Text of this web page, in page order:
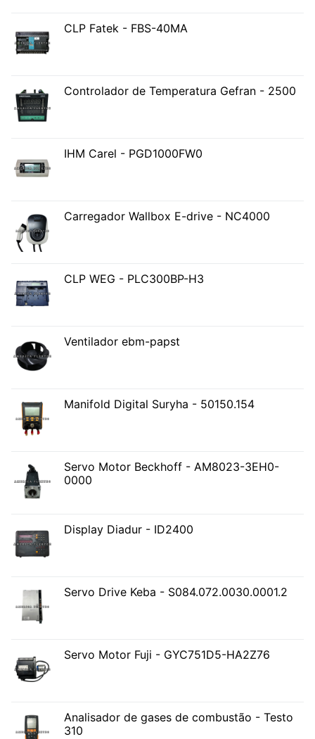
CLP Fatek - FBS-40MA
Controlador de Temperatura Gefran - 2500
IHM Carel - PGD1000FW0
Carregador Wallbox E-drive - NC4000
CLP WEG - PLC300BP-H3
Ventilador ebm-papst
Manifold Digital Suryha - 50150.154
Servo Motor Beckhoff - AM8023-3EH0-
0000
Display Diadur - ID2400
Servo Drive Keba - S084.072.0030.0001.2
Servo Motor Fuji - GYC751D5-HA2Z76
Analisador de gases de combustão - Testo
310